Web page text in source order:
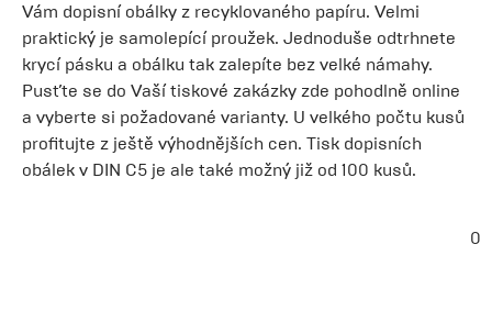
Vám dopisní obálky z recyklovaného papíru. Velmi
praktický je samolepící proužek. Jednoduše odtrhnete
krycí pásku a obálku tak zalepíte bez velké námahy.
Pusťte se do Vaší tiskové zakázky zde pohodlně online
a vyberte si požadované varianty. U velkého počtu kusů
profitujte z ještě výhodnějších cen. Tisk dopisních
obálek v DIN C5 je ale také možný již od 100 kusů.
0